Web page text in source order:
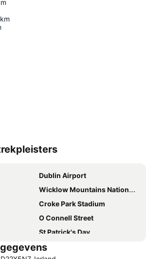
km
Dublin Airport
Wicklow Mountains National Park
Croke Park Stadium
O Connell Street
St Patrick's Day
Blanchardstown